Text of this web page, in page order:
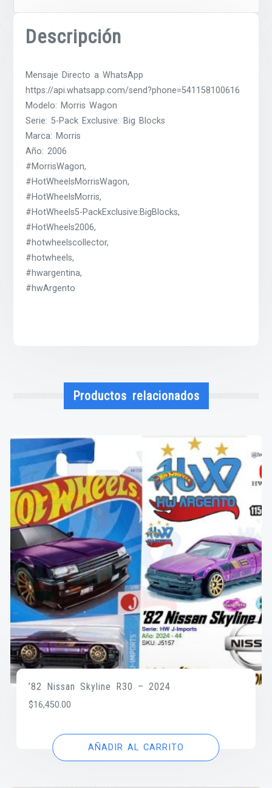
Descripción
Mensaje Directo a WhatsApp
https://api.whatsapp.com/send?phone=541158100616
Modelo: Morris Wagon
Serie: 5-Pack Exclusive: Big Blocks
Marca: Morris
Año: 2006
#MorrisWagon,
#HotWheelsMorrisWagon,
#HotWheelsMorris,
#HotWheels5-PackExclusive:BigBlocks,
#HotWheels2006,
#hotwheelscollector,
#hotwheels,
#hwargentina,
#hwArgento
Productos relacionados
’82 Nissan Skyline R30 – 2024
$16,450.00
AÑADIR AL CARRITO